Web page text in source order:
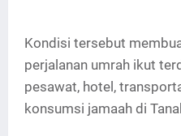
Kondisi tersebut
perjalanan umrah ikut
pesawat, hotel,
konsumsi jamaah di